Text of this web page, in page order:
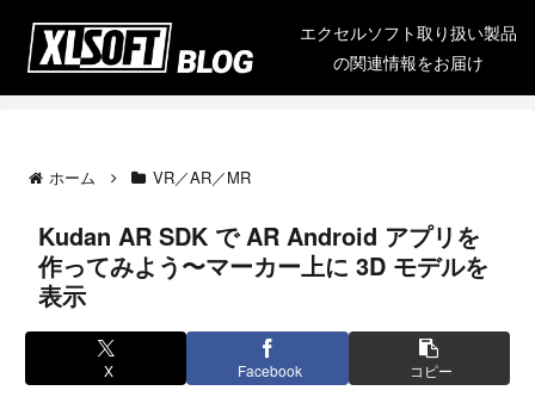
エクセルソフト取り扱い製品
の関連情報をお届け
ホーム VR／AR／MR
Kudan AR SDK で AR Android アプリを
作ってみよう〜マーカー上に 3D モデルを
表示
X Facebook コピー